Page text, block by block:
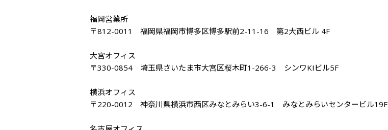
福岡営業所
〒812-0011　福岡県福岡市博多区博多駅前2-11-16　第2大西ビル 4F
大宮オフィス
〒330-0854　埼玉県さいたま市大宮区桜木町1-266-3　シンワKIビル5F
横浜オフィス
〒220-0012　神奈川県横浜市西区みなとみらい3-6-1　みなとみらいセンタービル19F